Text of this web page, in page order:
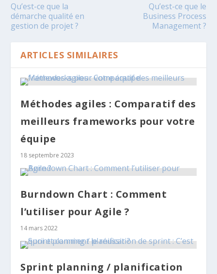
Qu’est-ce que la
démarche qualité en
gestion de projet ?
Qu’est-ce que le
Business Process
Management ?
ARTICLES SIMILAIRES
Méthodes agiles : Comparatif des
meilleurs frameworks pour votre
équipe
18 septembre 2023
Burndown Chart : Comment
l’utiliser pour Agile ?
14 mars 2022
Sprint planning / planification